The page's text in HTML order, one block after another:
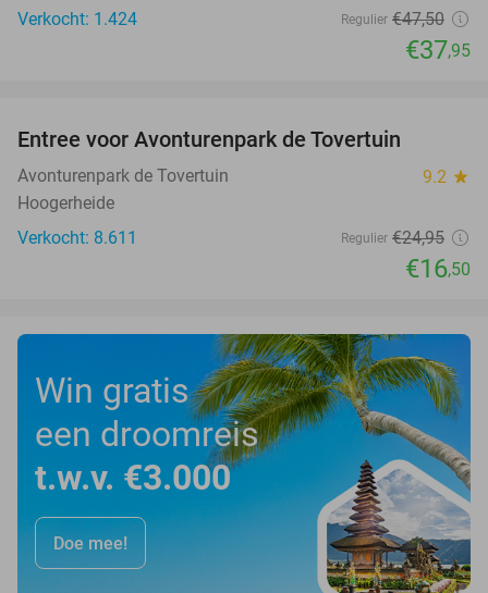
Verkocht: 1.424
Regulier €47,50
€37,95
Entree voor Avonturenpark de Tovertuin
Avonturenpark de Tovertuin 9.2 star
Hoogerheide
Verkocht: 8.611
Regulier €24,95
€16,50
Win gratis
een droomreis
t.w.v. €3.000
Doe mee!